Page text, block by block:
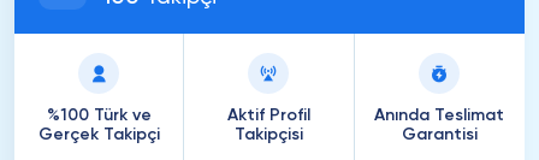
%100 Türk ve
Gerçek Takipçi
Aktif Profil
Takipçisi
Anında Teslimat
Garantisi